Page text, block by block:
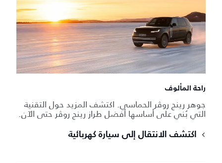
راحة المألوف
جوهر رينج روڤر الحماسي. اكتشف المزيد حول التقنية
التي بُني على أساسها أفضل طراز رينج روڤر حتى الآن.
اكتشف الانتقال إلى سيارة كهربائية